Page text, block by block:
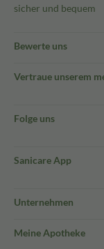
sicher und bequem
Bewerte uns
Vertraue unserem
Folge uns
Sanicare App
Unternehmen
Meine Apotheke